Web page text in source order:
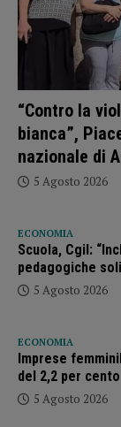
“Contro la
bianca”,
nazionale di
5 Agosto 2026
ECONOMIA
Scuola, Cgil:
pedagogiche
5 Agosto 2026
ECONOMIA
Imprese
del 2,2 per cento
5 Agosto 2026